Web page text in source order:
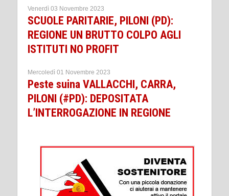
Venerdì 03 Novembre 2023
SCUOLE PARITARIE, PILONI (PD):
REGIONE UN BRUTTO COLPO AGLI
ISTITUTI NO PROFIT
Mercoledì 01 Novembre 2023
Peste suina VALLACCHI, CARRA,
PILONI (#PD): DEPOSITATA
L’INTERROGAZIONE IN REGIONE